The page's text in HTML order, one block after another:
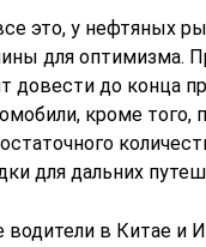
это, у нефтяных
для оптимизма.
довести до конца
кроме того,
для дальних
в Китае и